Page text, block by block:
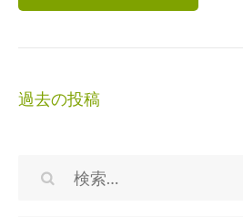
投
ビ
過去の投稿
検